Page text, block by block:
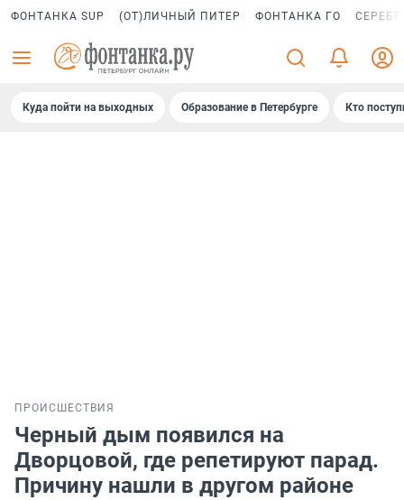
ФОНТАНКА SUP (ОТ)ЛИЧНЫЙ ПИТЕР ФОНТАНКА ГО
Куда пойти на выходных Образование в Петербурге Кто
ПРОИСШЕСТВИЯ
Черный дым появился на
Дворцовой, где репетируют парад.
Причину нашли в другом районе